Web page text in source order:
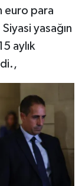
euro para
yasağın
aylık